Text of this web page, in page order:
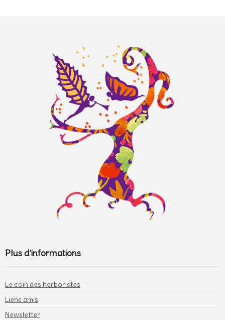
Plus d’informations
Le coin des herboristes
Liens amis
Newsletter